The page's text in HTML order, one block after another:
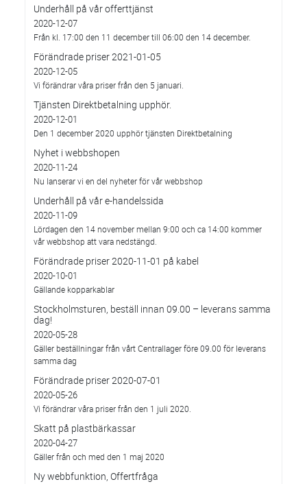
Underhåll på vår offerttjänst
2020-12-07
Från kl. 17:00 den 11 december till 06:00 den 14 december.
Förändrade priser 2021-01-05
2020-12-05
Vi förändrar våra priser från den 5 januari.
Tjänsten Direktbetalning upphör.
2020-12-01
Den 1 december 2020 upphör tjänsten Direktbetalning
Nyhet i webbshopen
2020-11-24
Nu lanserar vi en del nyheter för vår webbshop
Underhåll på vår e-handelssida
2020-11-09
Lördagen den 14 november mellan 9:00 och ca 14:00 kommer
vår webbshop att vara nedstängd.
Förändrade priser 2020-11-01 på kabel
2020-10-01
Gällande kopparkablar
Stockholmsturen, beställ innan 09.00 – leverans samma
dag!
2020-05-28
Gäller beställningar från vårt Centrallager före 09.00 för leverans
samma dag
Förändrade priser 2020-07-01
2020-05-26
Vi förändrar våra priser från den 1 juli 2020.
Skatt på plastbärkassar
2020-04-27
Gäller från och med den 1 maj 2020
Ny webbfunktion, Offertfråga